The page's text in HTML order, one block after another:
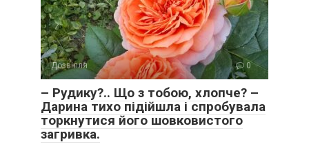
Дозвілля 0
– Рудику?.. Що з тобою, хлопче? –
Дарина тихо підійшла і спробувала
торкнутися його шовковистого
загривка.